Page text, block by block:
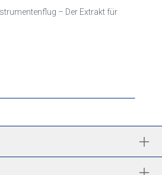
– Der Extrakt für